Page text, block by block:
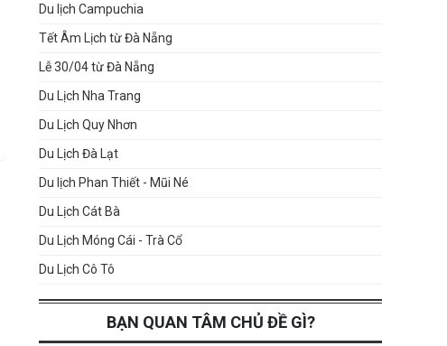
Du lịch Campuchia
Tết Âm Lịch từ Đà Nẵng
Lễ 30/04 từ Đà Nẵng
Du Lịch Nha Trang
Du Lịch Quy Nhơn
Du Lịch Đà Lạt
Du lịch Phan Thiết - Mũi Né
Du Lịch Cát Bà
Du Lịch Móng Cái - Trà Cổ
Du Lịch Cô Tô
BẠN QUAN TÂM CHỦ ĐỀ GÌ?